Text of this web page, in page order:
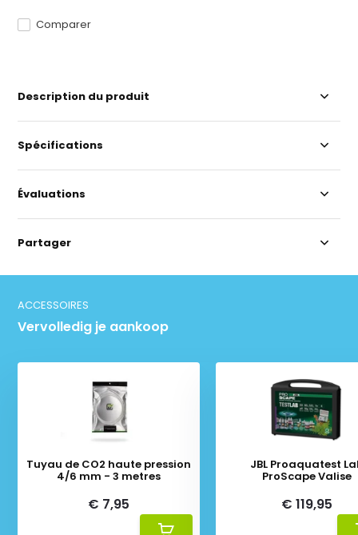
Comparer
Description du produit
Spécifications
Évaluations
Partager
ACCESSOIRES
Vervolledig je aankoop
Tuyau de CO2 haute pression
4/6 mm - 3 metres
€ 7,95
JBL Proaquatest
ProScape Valise
€ 119,95